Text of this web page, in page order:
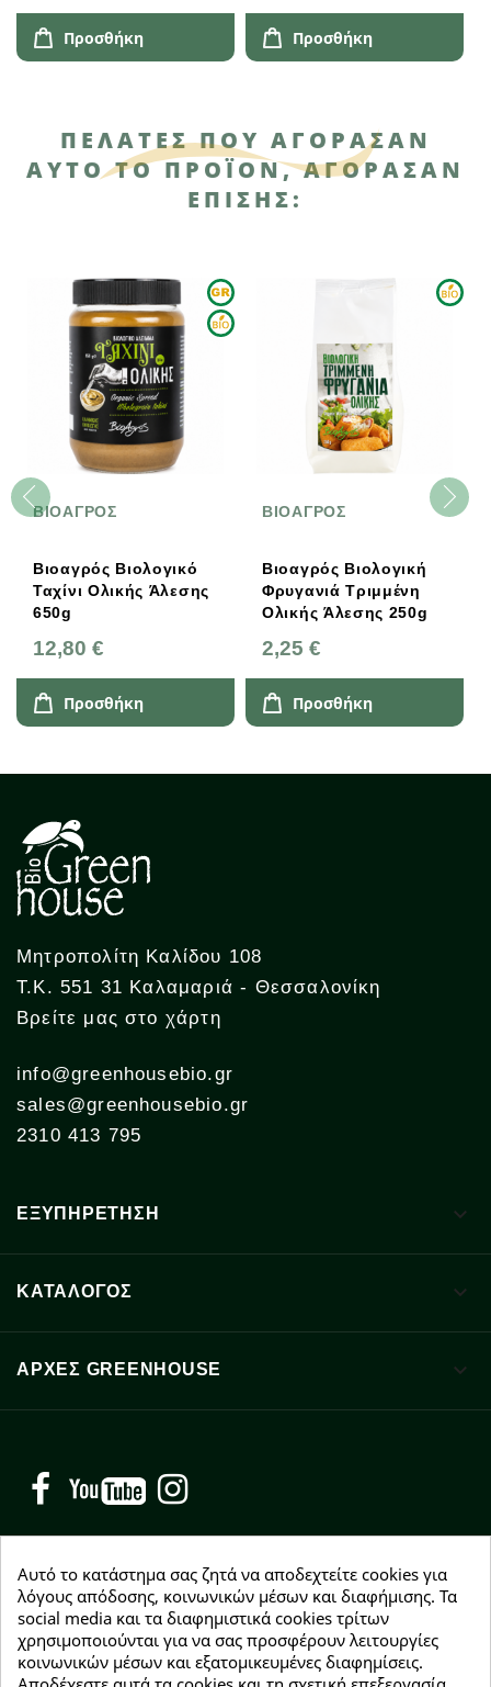
Προσθήκη Προσθήκη
ΠΕΛΆΤΕΣ ΠΟΥ ΑΓΌΡΑΣΑΝ
ΑΥΤΌ ΤΟ ΠΡΟΪΌΝ, ΑΓΌΡΑΣΑΝ
ΕΠΊΣΗΣ:
ΒΙΟΑΓΡΟΣ
Βιοαγρός Βιολογικό
Ταχίνι Ολικής Άλεσης
650g
12,80 €
Προσθήκη
ΒΙΟΑΓΡΟΣ
Βιοαγρός Βιολογική
Φρυγανιά Τριμμένη
Ολικής Άλεσης 250g
2,25 €
Προσθήκη
Μητροπολίτη Καλίδου 108
Τ.Κ. 551 31 Καλαμαριά - Θεσσαλονίκη
Βρείτε μας στο χάρτη
info@greenhousebio.gr
sales@greenhousebio.gr
2310 413 795
ΕΞΥΠΗΡΕΤΗΣΗ 
ΚΑΤΑΛΟΓΟΣ 
ΑΡΧΈΣ GREENHOUSE 
Facebook YouTube
NEWSLETTER
Εγγραφείτε δωρεάν και θα είστε οι πρώτοι που θα
λάβετε τα νέα μας γύρω από προσφορές, εκπτώσεις
Αυτό το κατάστημα σας ζητά να αποδεχτείτε cookies για
λόγους απόδοσης, κοινωνικών μέσων και διαφήμισης. Τα
social media και τα διαφημιστικά cookies τρίτων
χρησιμοποιούνται για να σας προσφέρουν λειτουργίες
κοινωνικών μέσων και εξατομικευμένες διαφημίσεις.